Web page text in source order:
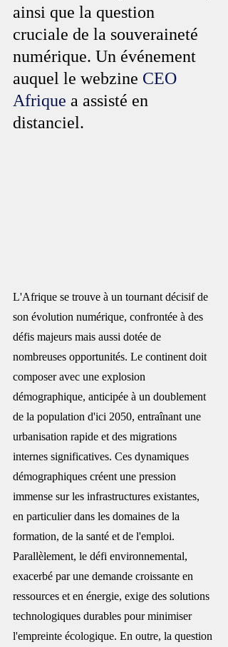
ainsi que la question
cruciale de la souveraineté
numérique. Un événement
auquel le webzine CEO
Afrique a assisté en
distanciel.
L'Afrique se trouve à un tournant décisif de
son évolution numérique, confrontée à des
défis majeurs mais aussi dotée de
nombreuses opportunités. Le continent doit
composer avec une explosion
démographique, anticipée à un doublement
de la population d'ici 2050, entraînant une
urbanisation rapide et des migrations
internes significatives. Ces dynamiques
démographiques créent une pression
immense sur les infrastructures existantes,
en particulier dans les domaines de la
formation, de la santé et de l'emploi.
Parallèlement, le défi environnemental,
exacerbé par une demande croissante en
ressources et en énergie, exige des solutions
technologiques durables pour minimiser
l'empreinte écologique. En outre, la question